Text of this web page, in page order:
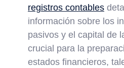
registros contables
información sobre los
pasivos y el capital de
crucial para la
estados financieros,